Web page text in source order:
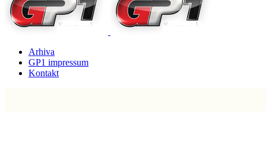
Arhiva
GP1 impressum
Kontakt